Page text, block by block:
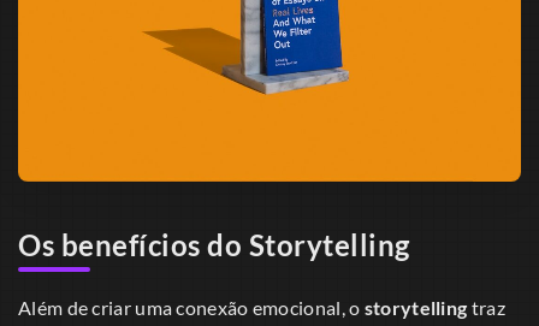
Os benefícios do Storytelling
Além de criar uma conexão emocional, o storytelling traz